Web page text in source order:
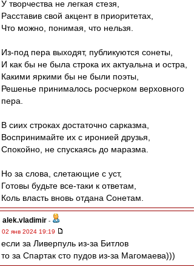
У творчества не легкая стезя,
Расставив свой акцент в приоритетах,
Что можно, понимая, что нельзя.
Из-под пера выходят, публикуются сонеты,
И как бы не была строка их актуальна и остра,
Какими яркими бы не были поэты,
Решенье принималось росчерком верховного
пера.
В сиих строках достаточно сарказма,
Воспринимайте их с иронией друзья,
Спокойно, не спускаясь до маразма.
Но за слова, слетающие с уст,
Готовы будьте все-таки к ответам,
Коль власть вновь отдана Сонетам.
alek.vladimir -
02 янв 2024 19:19
если за Ливерпуль из-за Битлов
то за Спартак сто пудов из-за Магомаева)))